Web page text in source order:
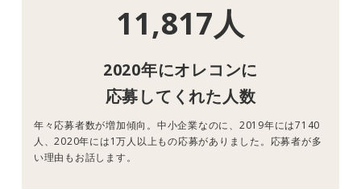
11,817人
2020年にオレコンに
応募してくれた人数
年々応募者数が増加傾向。中小企業なのに、2019年には7140
人、2020年には1万人以上もの応募がありました。応募者が多
い理由もお話します。